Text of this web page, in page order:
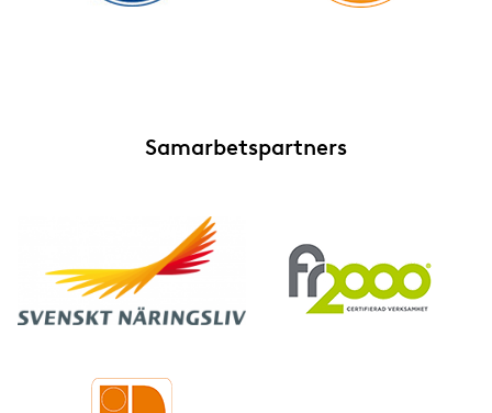
Samarbetspartners